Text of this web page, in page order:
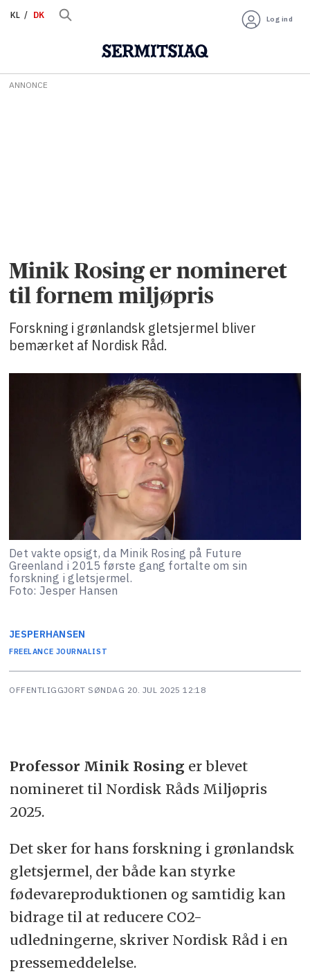
KL DK Log ind
ANNONCE
Minik Rosing er nomineret
til fornem miljøpris
Forskning i grønlandsk gletsjermel bliver
bemærket af Nordisk Råd.
Det vakte opsigt, da Minik Rosing på Future
Greenland i 2015 første gang fortalte om sin
forskning i gletsjermel.
Foto: Jesper Hansen
JESPERHANSEN
FREELANCE JOURNALIST
OFFENTLIGGJORT SØNDAG 20. JUL 2025 12:18
Professor Minik Rosing er blevet
nomineret til Nordisk Råds Miljøpris
2025.
Det sker for hans forskning i grønlandsk
gletsjermel, der både kan styrke
fødevareproduktionen og samtidig kan
bidrage til at reducere CO2-
udledningerne, skriver Nordisk Råd i en
pressemeddelelse.